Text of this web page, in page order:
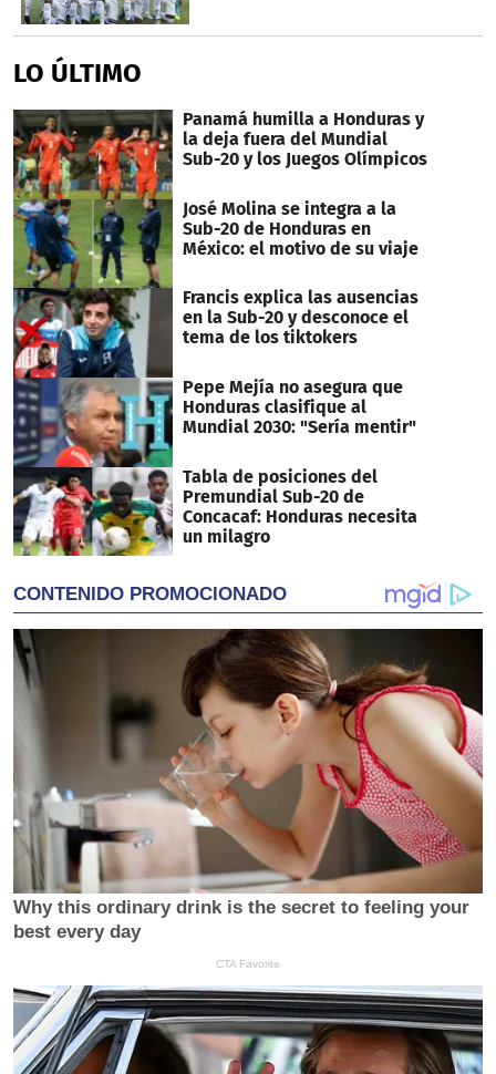
LO ÚLTIMO
Panamá humilla a Honduras y
la deja fuera del Mundial
Sub-20 y los Juegos Olímpicos
José Molina se integra a la
Sub-20 de Honduras en
México: el motivo de su viaje
Francis explica las ausencias
en la Sub-20 y desconoce el
tema de los tiktokers
Pepe Mejía no asegura que
Honduras clasifique al
Mundial 2030: "Sería mentir"
Tabla de posiciones del
Premundial Sub-20 de
Concacaf: Honduras necesita
un milagro